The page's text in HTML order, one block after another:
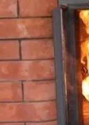
макарон?
одним из
диетологи
макарон